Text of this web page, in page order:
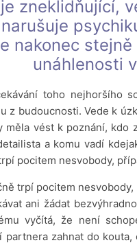
zneklidňující,
nakonec
unáhlenosti
toho nejhoršího
z budoucnosti. Vede k
měla vést k poznání,
a komu vadí
pocitem nesvobody,
trpí pocitem
ani žádat
vyčítá, že není
zahnat do